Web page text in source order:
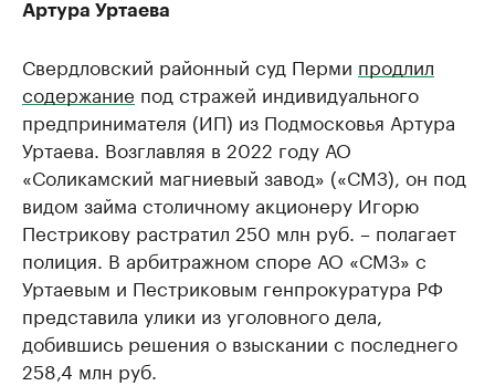
Артура Уртаева
Свердловский районный суд Перми продлил
содержание под стражей индивидуального
предпринимателя (ИП) из Подмосковья Артура
Уртаева. Возглавляя в 2022 году АО
«Соликамский магниевый завод» («СМЗ), он под
видом займа столичному акционеру Игорю
Пестрикову растратил 250 млн руб. – полагает
полиция. В арбитражном споре АО «СМЗ» с
Уртаевым и Пестриковым генпрокуратура РФ
представила улики из уголовного дела,
добившись решения о взыскании с последнего
258,4 млн руб.